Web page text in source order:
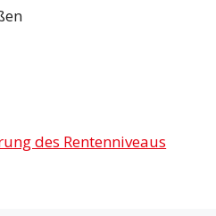
des Rentenniveaus